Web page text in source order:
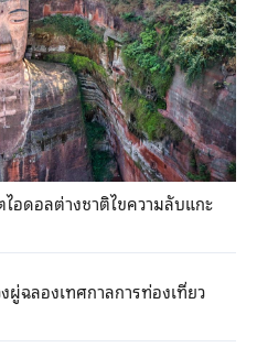
อดอลต่างชาติไขความลับแกะ
ฉลองเทศกาลการท่องเที่ยว